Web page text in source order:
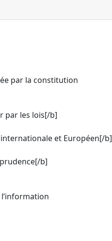
par la constitution
par les lois[/b]
et Européen[/b]
b]
l’information